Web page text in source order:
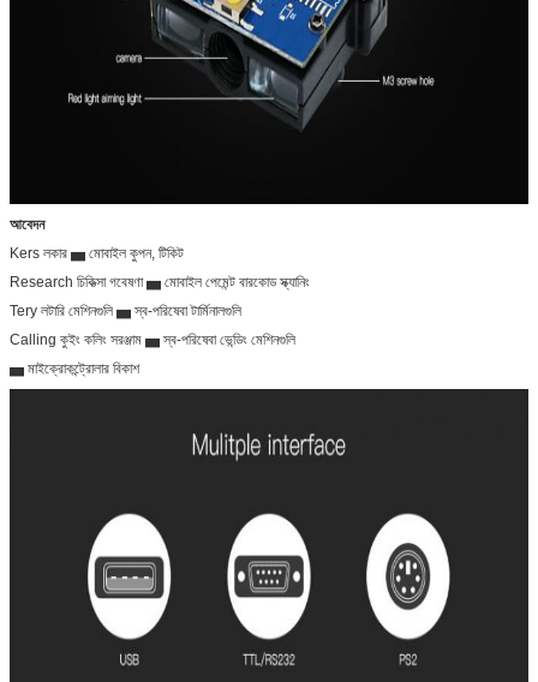
আমরা শীঘ্রই আপনাকে আবার কল করব!
আবেদন
Kers লকার ▅ মোবাইল কুপন, টিকিট
Research চিকিত্সা গবেষণা ▅ মোবাইল পেমেন্ট বারকোড স্ক্যানিং
Tery লটারি মেশিনগুলি ▅ স্ব-পরিষেবা টার্মিনালগুলি
Calling কুইং কলিং সরঞ্জাম ▅ স্ব-পরিষেবা ভেন্ডিং মেশিনগুলি
▅ মাইক্রোকন্ট্রোলার বিকাশ